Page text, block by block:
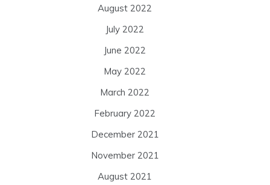
August 2022
July 2022
June 2022
May 2022
March 2022
February 2022
December 2021
November 2021
August 2021